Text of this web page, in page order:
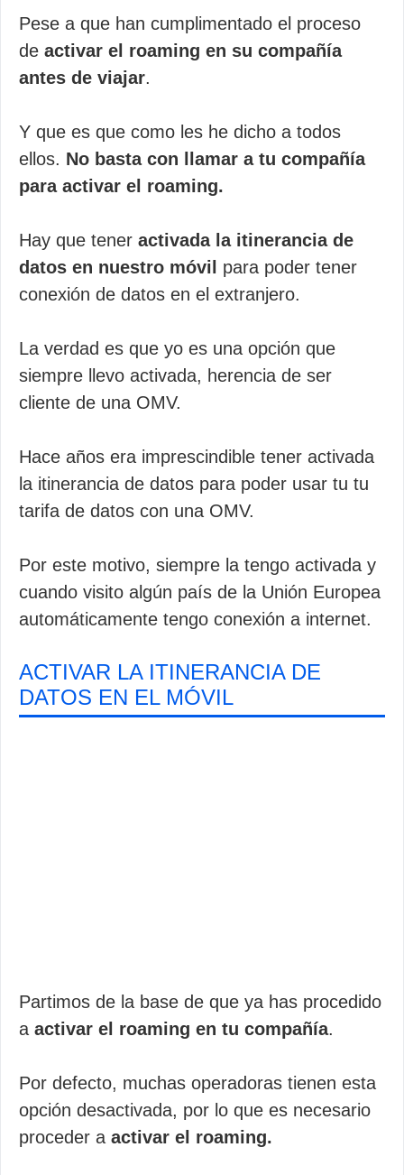
Pese a que han cumplimentado el proceso
de activar el roaming en su compañía
antes de viajar.
Y que es que como les he dicho a todos
ellos. No basta con llamar a tu compañía
para activar el roaming.
Hay que tener activada la itinerancia de
datos en nuestro móvil
para poder tener
conexión de datos en el extranjero.
La verdad es que yo es una opción que
siempre llevo activada, herencia de ser
cliente de una OMV.
Hace años era imprescindible tener activada
la itinerancia de datos para poder usar tu tu
tarifa de datos con una OMV.
Por este motivo, siempre la tengo activada y
cuando visito algún país de la Unión Europea
automáticamente tengo conexión a internet.
ACTIVAR LA ITINERANCIA DE
DATOS EN EL MÓVIL
Partimos de la base de que ya has procedido
a activar el roaming en tu compañía.
Por defecto, muchas operadoras tienen esta
opción desactivada, por lo que es necesario
proceder a activar el roaming.